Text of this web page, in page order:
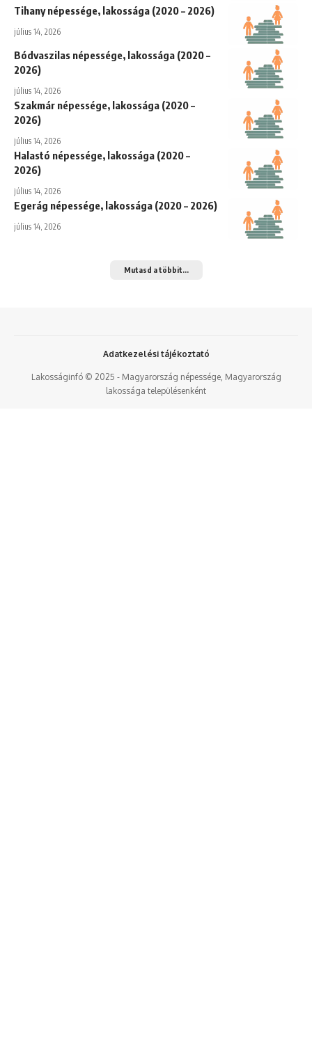
Tihany népessége, lakossága (2020 – 2026)
július 14, 2026
Bódvaszilas népessége, lakossága (2020 –
2026)
július 14, 2026
Szakmár népessége, lakossága (2020 –
2026)
július 14, 2026
Halastó népessége, lakossága (2020 –
2026)
július 14, 2026
Egerág népessége, lakossága (2020 – 2026)
július 14, 2026
Mutasd a többit...
Lakosságinfó © 2025 - Magyarország népessége, Magyarország
lakossága településenként
Adatkezelési tájékoztató